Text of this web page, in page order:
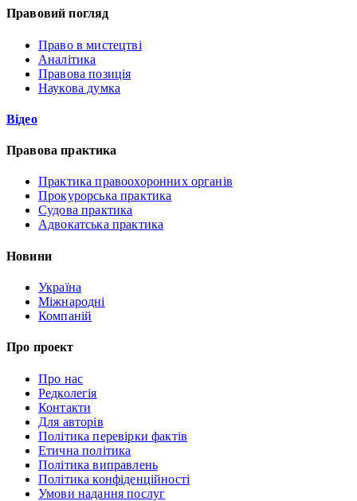
Правовий погляд
Право в мистецтві
Аналітика
Правова позиція
Наукова думка
Відео
Правова практика
Практика правоохоронних органів
Прокурорська практика
Судова практика
Адвокатська практика
Новини
Україна
Міжнародні
Компаній
Про проект
Про нас
Редколегія
Контакти
Для авторів
Політика перевірки фактів
Етична політика
Політика виправлень
Політика конфіденційності
Умови надання послуг